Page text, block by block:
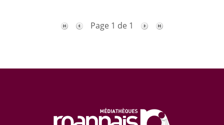
Page 1 de 1